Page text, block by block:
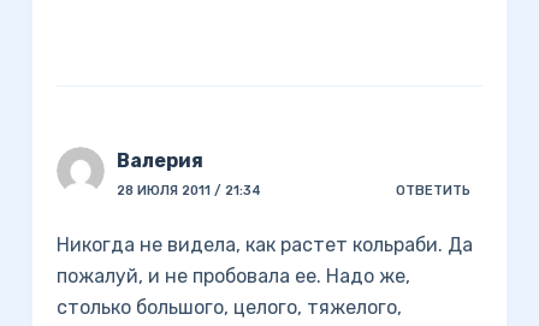
Валерия
28 ИЮЛЯ 2011 / 21:34 ОТВЕТИТЬ
Никогда не видела, как растет кольраби. Да
пожалуй, и не пробовала ее. Надо же,
столько большого, целого, тяжелого,